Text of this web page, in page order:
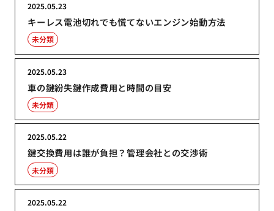
キーレス電池切れでも慌てないエンジン始動方法
2025.05.23
未分類
車の鍵紛失鍵作成費用と時間の目安
2025.05.23
未分類
鍵交換費用は誰が負担？管理会社との交渉術
2025.05.22
未分類
2025.05.22